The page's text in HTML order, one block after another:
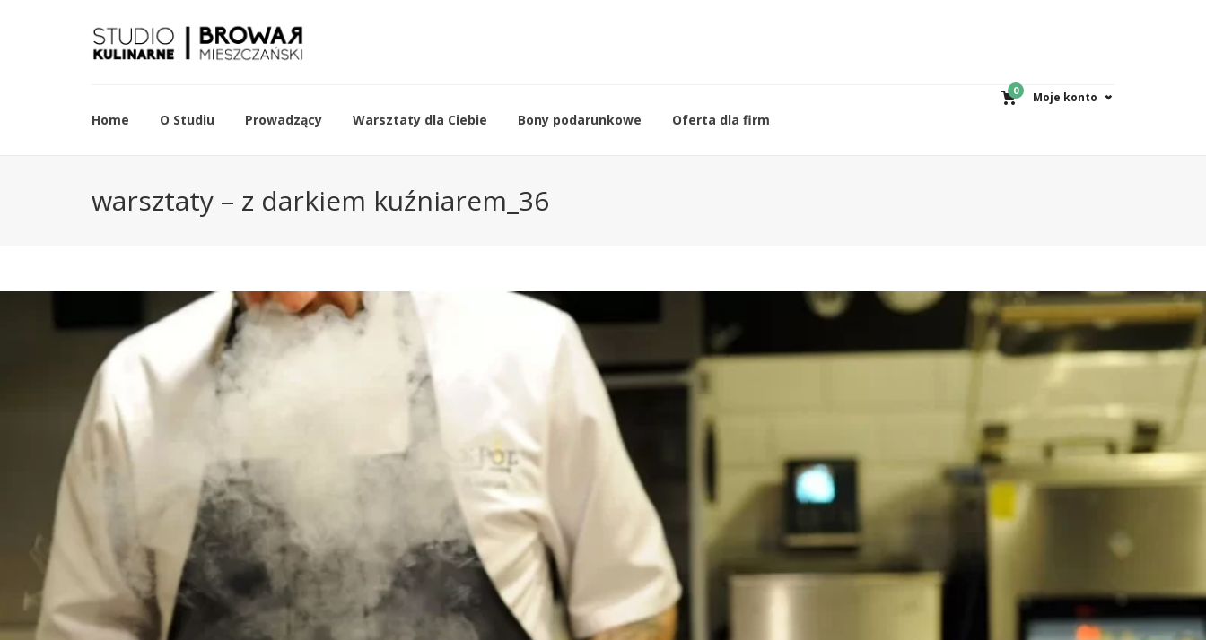
0 Moje konto
Home O Studiu Prowadzący Warsztaty dla Ciebie Bony podarunkowe Oferta dla firm
warsztaty – z darkiem kuźniarem_36